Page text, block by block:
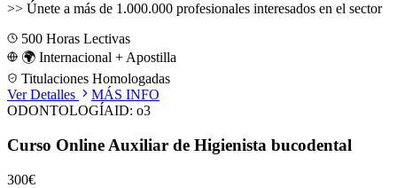
>> Únete a más de 1.000.000 profesionales interesados en el sector
500 Horas Lectivas
🌍 Internacional + Apostilla
Titulaciones Homologadas
Ver Detalles
MÁS INFO
ODONTOLOGÍAID: o3
Curso Online Auxiliar de Higienista bucodental
300€